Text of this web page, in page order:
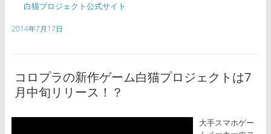
白猫プロジェクト公式サイト
2014年7月17日
コロプラの新作ゲーム白猫プロジェクトは7
月中旬リリース！？
大手スマホゲー